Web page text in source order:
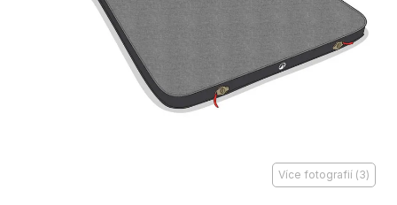
Více fotografií (3)